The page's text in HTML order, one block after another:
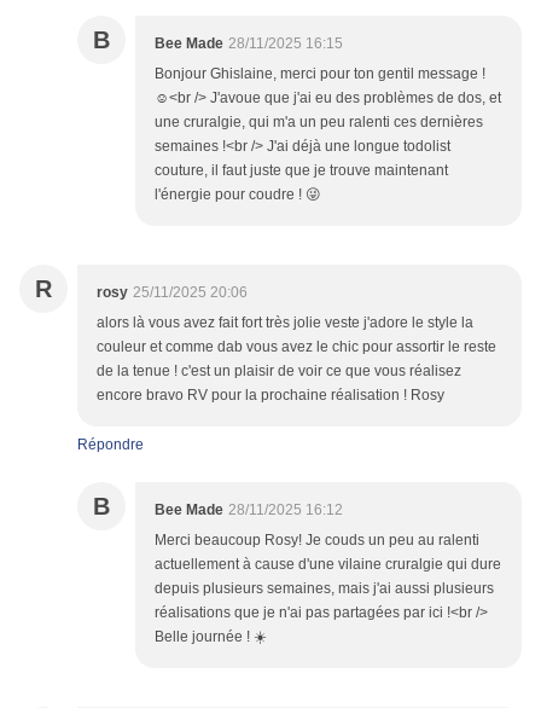
B Bee Made 28/11/2025 16:15
Bonjour Ghislaine, merci pour ton gentil message !
☺️<br /> J'avoue que j'ai eu des problèmes de dos, et
une cruralgie, qui m'a un peu ralenti ces dernières
semaines !<br /> J'ai déjà une longue todolist
couture, il faut juste que je trouve maintenant
l'énergie pour coudre ! 😜
R rosy 25/11/2025 20:06
alors là vous avez fait fort très jolie veste j'adore le style la
couleur et comme dab vous avez le chic pour assortir le reste
de la tenue ! c'est un plaisir de voir ce que vous réalisez
encore bravo RV pour la prochaine réalisation ! Rosy
Répondre
B Bee Made 28/11/2025 16:12
Merci beaucoup Rosy! Je couds un peu au ralenti
actuellement à cause d'une vilaine cruralgie qui dure
depuis plusieurs semaines, mais j'ai aussi plusieurs
réalisations que je n'ai pas partagées par ici !<br />
Belle journée ! ☀️